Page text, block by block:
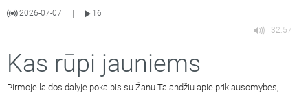
2026-07-07
16
32:57
Kas rūpi jauniems
Pirmoje laidos dalyje pokalbis su Žanu Talandžiu apie priklausomybes,